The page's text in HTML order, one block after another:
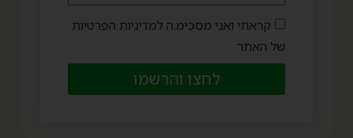
קראתי ואני מסכימ.ה למדיניות הפרטיות
של האתר
לחצו והרשמו